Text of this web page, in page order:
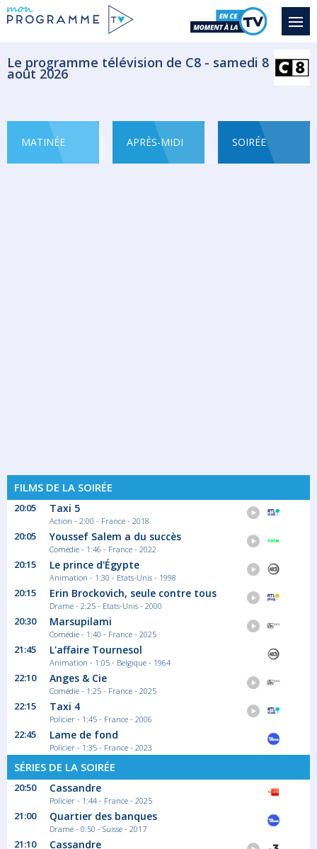
Le programme télévision de C8 - samedi 8
août 2026
MATINÉE APRÈS-MIDI SOIRÉE
FILMS DE LA SOIRÉE
20:05 Taxi 5
Action - 2:00 - France - 2018
20:05 Youssef Salem a du succès
Comédie - 1:46 - France - 2022
20:15 Le prince d'Égypte
Animation - 1:30 - Etats-Unis - 1998
20:15 Erin Brockovich, seule contre tous
Drame - 2:25 - Etats-Unis - 2000
20:30 Marsupilami
Comédie - 1:40 - France - 2025
21:45 L'affaire Tournesol
Animation - 1:05 - Belgique - 1964
22:10 Anges & Cie
Comédie - 1:25 - France - 2025
22:15 Taxi 4
Policier - 1:45 - France - 2006
22:45 Lame de fond
Policier - 1:35 - France - 2023
SÉRIES DE LA SOIRÉE
20:50 Cassandre
Policier - 1:44 - France - 2025
21:00 Quartier des banques
Drame - 0:50 - Suisse - 2017
21:10 Cassandre